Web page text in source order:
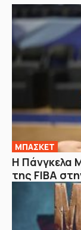
ΜΠΑΣΚΕΤ
H Πάνγκελα
της FIBA